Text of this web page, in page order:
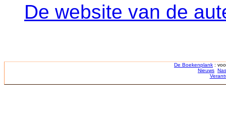
De website van de
De Boekenplank :
Nieuws